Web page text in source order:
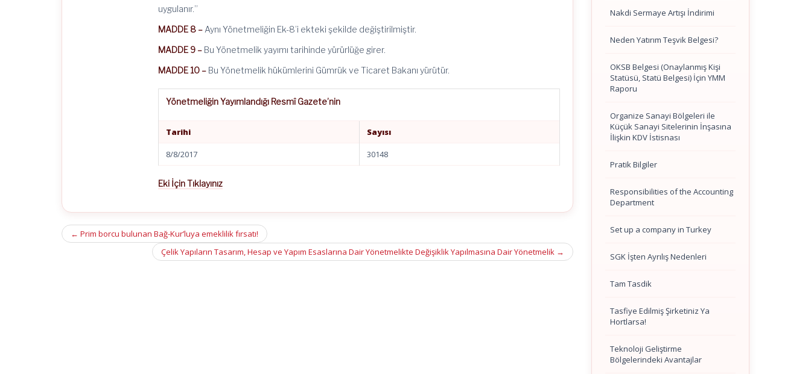
uygulanır.”
MADDE 8 – Aynı Yönetmeliğin Ek-8’i ekteki şekilde değiştirilmiştir.
MADDE 9 – Bu Yönetmelik yayımı tarihinde yürürlüğe girer.
MADDE 10 – Bu Yönetmelik hükümlerini Gümrük ve Ticaret Bakanı yürütür.
Yönetmeliğin Yayımlandığı Resmî Gazete’nin
Tarihi Sayısı
8/8/2017 30148
Eki İçin Tıklayınız
Post
navigation
← Prim borcu bulunan Bağ-Kur’luya emeklilik fırsatı!
Çelik Yapıların Tasarım, Hesap ve Yapım Esaslarına Dair Yönetmelikte Değişiklik Yapılmasına Dair Yönetmelik →
Nakdi Sermaye Artışı İndirimi
Neden Yatırım Teşvik Belgesi?
OKSB Belgesi (Onaylanmış Kişi
Statüsü, Statü Belgesi) İçin YMM
Raporu
Organize Sanayi Bölgeleri ile
Küçük Sanayi Sitelerinin İnşasına
İlişkin KDV İstisnası
Pratik Bilgiler
Responsibilities of the Accounting
Department
Set up a company in Turkey
SGK İşten Ayrılış Nedenleri
Tam Tasdik
Tasfiye Edilmiş Şirketiniz Ya
Hortlarsa!
Teknoloji Geliştirme
Bölgelerindeki Avantajlar